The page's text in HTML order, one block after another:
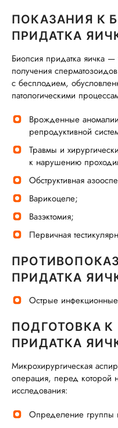
ПОКАЗАНИЯ К
ПРИДАТКА
Биопсия придатка яичка —
получения
с бесплодием,
патологическими
Врожденные
репродуктивной
Травмы и
к нарушению
Обструктивная
Варикоцеле;
Вазэктомия;
Первичная
ПРИДАТКА
Острые
ПОДГОТОВКА
ПРИДАТКА
Микрохирургическая
операция, перед которой
исследования:
Определение группы